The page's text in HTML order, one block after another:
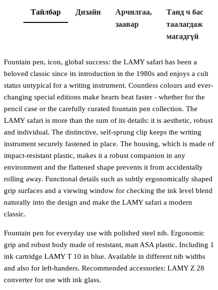
Тайлбар Дизайн
Арчилгаа,
заавар
Танд ч бас
таалагдаж
магадгүй
Fountain pen, icon, global success: the LAMY safari has been a
beloved classic since its introduction in the 1980s and enjoys a cult
status untypical for a writing instrument. Countless colours and ever-
changing special editions make hearts beat faster - whether for the
pencil case or the carefully curated fountain pen collection. The
LAMY safari is more than the sum of its details: it is aesthetic, robust
and individual. The distinctive, self-sprung clip keeps the writing
instrument securely fastened in place. The housing, which is made of
impact-resistant plastic, makes it a robust companion in any
environment and the flattened shape prevents it from accidentally
rolling away. Functional details such as subtly ergonomically shaped
grip surfaces and a viewing window for checking the ink level blend
naturally into the design and make the LAMY safari a modern
classic.
Fountain pen for everyday use with polished steel nib. Ergonomic
grip and robust body made of resistant, matt ASA plastic. Including 1
ink cartridge LAMY T 10 in blue. Available in different nib widths
and also for left-handers. Recommended accessories: LAMY Z 28
converter for use with ink glass.